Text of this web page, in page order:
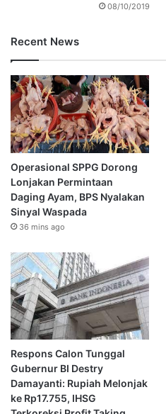
08/10/2019
Recent News
Operasional SPPG Dorong
Lonjakan Permintaan
Daging Ayam, BPS Nyalakan
Sinyal Waspada
36 mins ago
Respons Calon Tunggal
Gubernur BI Destry
Damayanti: Rupiah Melonjak
ke Rp17.755, IHSG